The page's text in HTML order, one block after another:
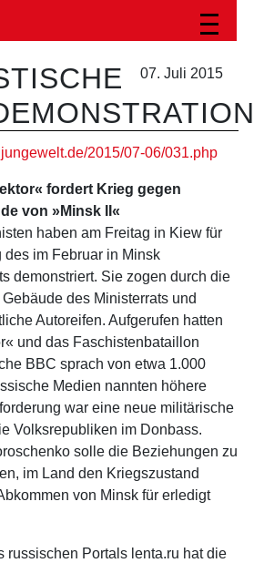
07. Juli 2015
2015/07-06/031.php
fordert Krieg gegen
von »Minsk II«
haben am Freitag in Kiew für
im Februar in Minsk
demonstriert. Sie zogen durch die
Gebäude des Ministerrats und
Autoreifen. Aufgerufen hatten
und das Faschistenbataillon
BBC sprach von etwa 1.000
Medien nannten höhere
war eine neue militärische
Volksrepubliken im Donbass.
solle die Beziehungen zu
im Land den Kriegszustand
von Minsk für erledigt
russischen Portals lenta.ru hat die